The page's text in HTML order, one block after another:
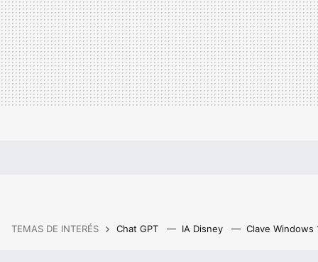
TEMAS DE INTERÉS Chat GPT IA Disney Clave Windows